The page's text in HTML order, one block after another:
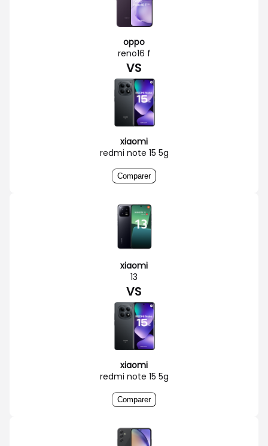
oppo
reno16 f
VS
xiaomi
redmi note 15 5g
Comparer
xiaomi
13
VS
xiaomi
redmi note 15 5g
Comparer